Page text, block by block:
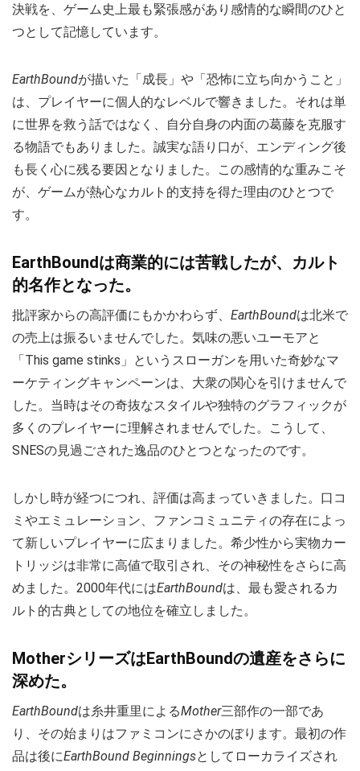
決戦を、ゲーム史上最も緊張感があり感情的な瞬間のひと
つとして記憶しています。
EarthBoundが描いた「成長」や「恐怖に立ち向かうこと」
は、プレイヤーに個人的なレベルで響きました。それは単
に世界を救う話ではなく、自分自身の内面の葛藤を克服す
る物語でもありました。誠実な語り口が、エンディング後
も長く心に残る要因となりました。この感情的な重みこそ
が、ゲームが熱心なカルト的支持を得た理由のひとつで
す。
EarthBoundは商業的には苦戦したが、カルト
的名作となった。
批評家からの高評価にもかかわらず、 EarthBoundは北米で
の売上は振るいませんでした。気味の悪いユーモアと
「This game stinks」というスローガンを用いた奇妙なマ
ーケティングキャンペーンは、大衆の関心を引けませんで
した。当時はその奇抜なスタイルや独特のグラフィックが
多くのプレイヤーに理解されませんでした。こうして、
SNESの見過ごされた逸品のひとつとなったのです。
しかし時が経つにつれ、評価は高まっていきました。口コ
ミやエミュレーション、ファンコミュニティの存在によっ
て新しいプレイヤーに広まりました。希少性から実物カー
トリッジは非常に高値で取引され、その神秘性をさらに高
めました。2000年代にはEarthBoundは、最も愛されるカ
ルト的古典としての地位を確立しました。
MotherシリーズはEarthBoundの遺産をさらに
深めた。
EarthBoundは糸井重里によるMother三部作の一部であ
り、その始まりはファミコンにさかのぼります。最初の作
品は後にEarthBound Beginningsとしてローカライズされ